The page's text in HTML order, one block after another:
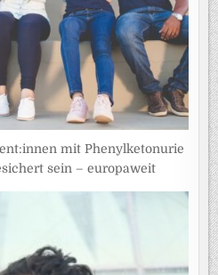
mit Phenylketonurie
sein – europaweit